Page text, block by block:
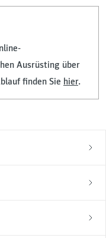
Ausrüsting über
finden Sie hier.